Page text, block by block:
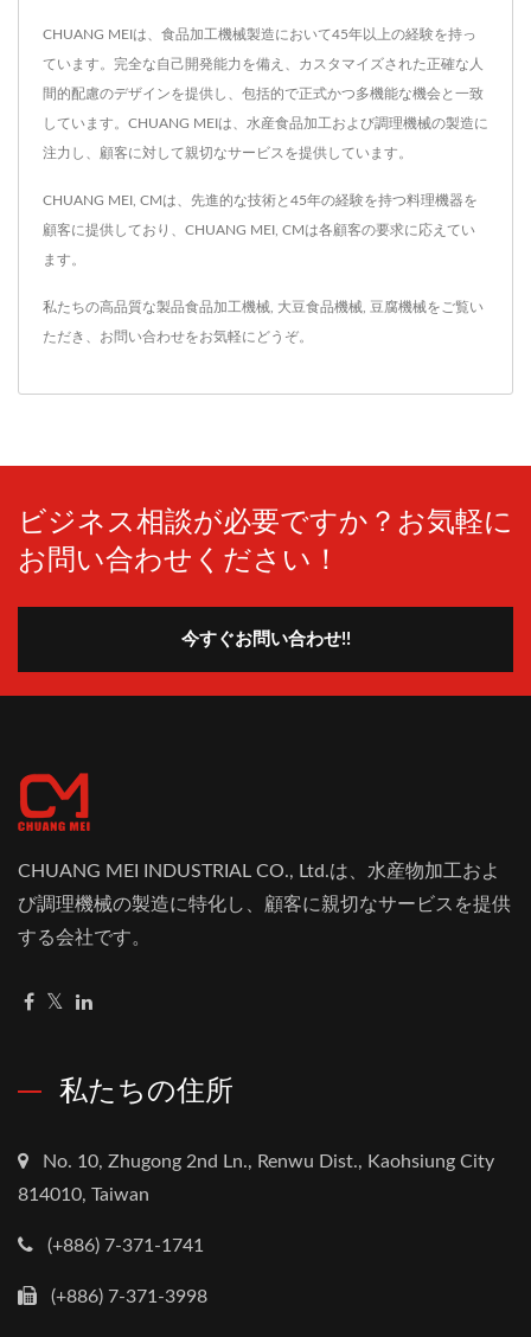
CHUANG MEIは、食品加工機械製造において45年以上の経験を持っ
ています。完全な自己開発能力を備え、カスタマイズされた正確な人
間的配慮のデザインを提供し、包括的で正式かつ多機能な機会と一致
しています。CHUANG MEIは、水産食品加工および調理機械の製造に
注力し、顧客に対して親切なサービスを提供しています。
CHUANG MEI, CMは、先進的な技術と45年の経験を持つ料理機器を
顧客に提供しており、CHUANG MEI, CMは各顧客の要求に応えてい
ます。
私たちの高品質な製品食品加工機械, 大豆食品機械, 豆腐機械をご覧い
ただき、 お問い合わせをお気軽にどうぞ。
ビジネス相談が必要ですか？お気軽に
お問い合わせください！
今すぐお問い合わせ!!
CHUANG MEI INDUSTRIAL CO., Ltd.は、水産物加工およ
び調理機械の製造に特化し、顧客に親切なサービスを提供
する会社です。
私たちの住所
No. 10, Zhugong 2nd Ln., Renwu Dist., Kaohsiung City
814010, Taiwan
(+886) 7-371-1741
(+886) 7-371-3998